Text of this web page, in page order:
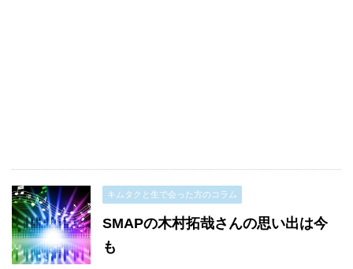
キムタクと生で会った方のコラム
SMAPの木村拓哉さんの思い出は今
も